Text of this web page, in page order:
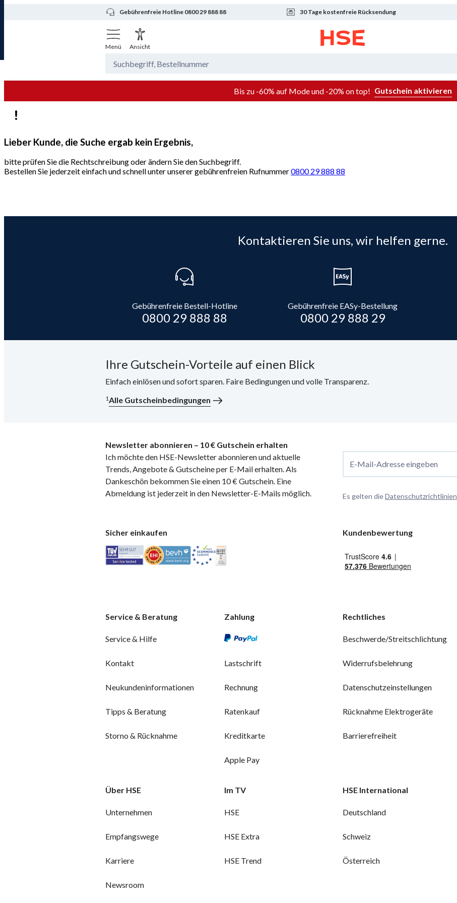
Gebührenfreie Hotline 0800 29 888 88 30 Tage kostenfreie Rücksendung
Menü Ansicht
Bis zu -60% auf Mode und -20% on top! Gutschein aktivieren
Lieber Kunde, die Suche ergab kein Ergebnis,
bitte prüfen Sie die Rechtschreibung oder ändern Sie den Suchbegriff.
Bestellen Sie jederzeit einfach und schnell unter unserer gebührenfreien Rufnummer0800 29 888 88
Kontaktieren Sie uns, wir helfen gerne.
Gebührenfreie Bestell-Hotline
0800 29 888 88
Gebührenfreie EASy-Bestellung
0800 29 888 29
Ihre Gutschein-Vorteile auf einen Blick
Einfach einlösen und sofort sparen. Faire Bedingungen und volle Transparenz.
1Alle Gutscheinbedingungen
Newsletter abonnieren – 10 € Gutschein erhalten
Ich möchte den HSE-Newsletter abonnieren und aktuelle
Trends, Angebote & Gutscheine per E-Mail erhalten. Als
Dankeschön bekommen Sie einen 10 € Gutschein. Eine
Abmeldung ist jederzeit in den Newsletter-E-Mails möglich.
E-Mail-Adresse eingeben
Es gelten dieDatenschutzrichtlinien
Sicher einkaufen Kundenbewertung
Service & Beratung
Service & Hilfe
Kontakt
Neukundeninformationen
Tipps & Beratung
Storno & Rücknahme
Zahlung
Lastschrift
Rechnung
Ratenkauf
Kreditkarte
Apple Pay
Rechtliches
Beschwerde/Streitschlichtung
Widerrufsbelehrung
Datenschutzeinstellungen
Rücknahme Elektrogeräte
Barrierefreiheit
Über HSE
Unternehmen
Empfangswege
Karriere
Newsroom
Im TV
HSE
HSE Extra
HSE Trend
HSE International
Deutschland
Schweiz
Österreich